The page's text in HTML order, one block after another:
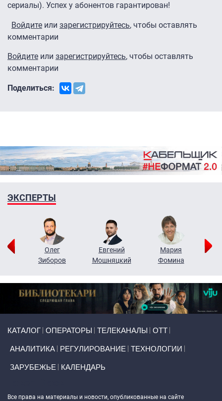
сериалы). Успех у абонентов гарантирован!
Войдите или зарегистрируйтесь, чтобы оставлять
комментарии
Войдите или зарегистрируйтесь, чтобы оставлять
комментарии
Поделиться:
ЭКСПЕРТЫ
Олег
Зиборов
Евгений
Мошняцкий
Мария
Фомина
КАТАЛОГ ОПЕРАТОРЫ ТЕЛЕКАНАЛЫ ОТТ
АНАЛИТИКА РЕГУЛИРОВАНИЕ ТЕХНОЛОГИИ
ЗАРУБЕЖЬЕ КАЛЕНДАРЬ
Все права на материалы и новости, опубликованные на сайте